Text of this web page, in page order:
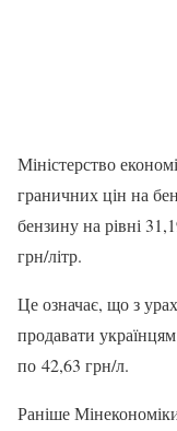
Міністерство
граничних цін на
бензину на рівні
грн/літр.
Це означає, що з
продавати
по 42,63 грн/л.
Раніше